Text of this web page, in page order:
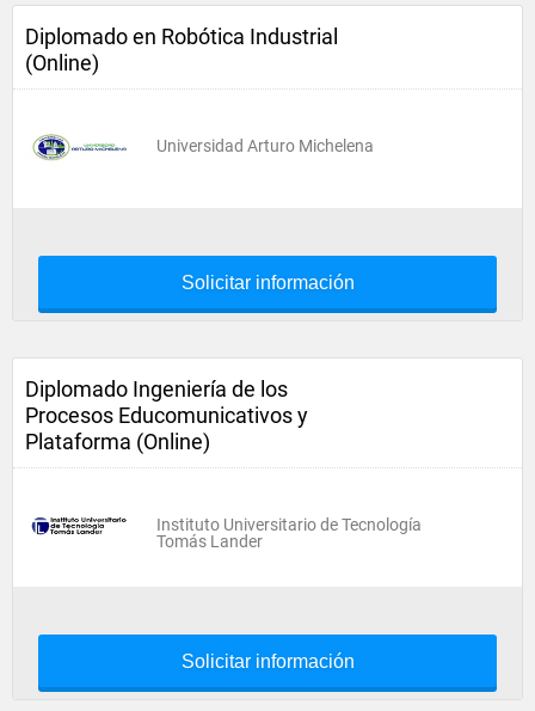
Diplomado en Robótica Industrial
(Online)
Universidad Arturo Michelena
Solicitar información
Diplomado Ingeniería de los
Procesos Educomunicativos y
Plataforma (Online)
Instituto Universitario de Tecnología
Tomás Lander
Solicitar información